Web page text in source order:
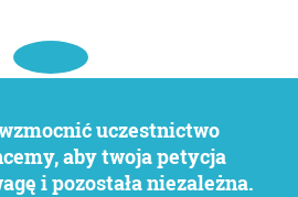
aby twoja petycja
i pozostała niezależna.